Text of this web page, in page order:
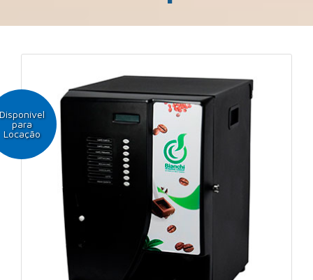
para
Locação